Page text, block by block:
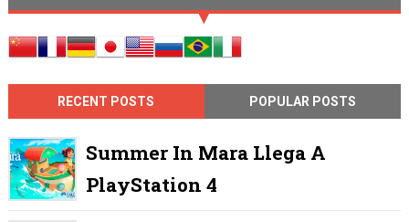
RECENT POSTS POPULAR POSTS
Summer In Mara Llega A
PlayStation 4